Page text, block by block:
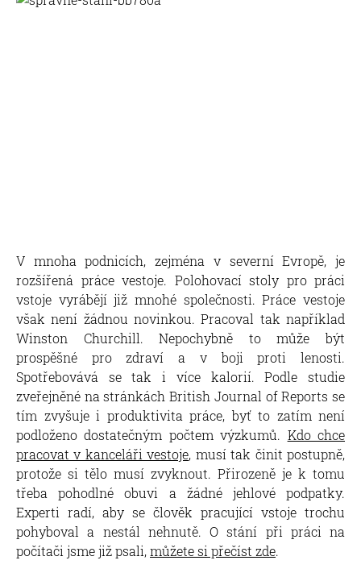
V mnoha podnicích, zejména v severní Evropě, je
rozšířená práce vestoje. Polohovací stoly pro práci
vstoje vyrábějí již mnohé společnosti. Práce vestoje
však není žádnou novinkou. Pracoval tak například
Winston Churchill. Nepochybně to může být
prospěšné pro zdraví a v boji proti lenosti.
Spotřebovává se tak i více kalorií. Podle studie
zveřejněné na stránkách British Journal of Reports se
tím zvyšuje i produktivita práce, byť to zatím není
podloženo dostatečným počtem výzkumů. Kdo chce
pracovat v kanceláři vestoje, musí tak činit postupně,
protože si tělo musí zvyknout. Přirozeně je k tomu
třeba pohodlné obuvi a žádné jehlové podpatky.
Experti radí, aby se člověk pracující vstoje trochu
pohyboval a nestál nehnutě. O stání při práci na
počítači jsme již psali,můžete si přečíst zde.